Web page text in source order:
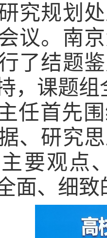
究规划
议。南
了结题
，课题
任首先
、研究
要观点
面、细